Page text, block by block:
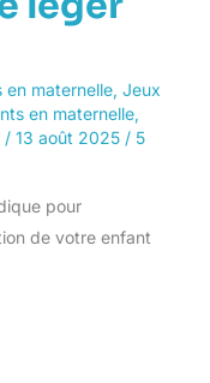
maternelle, Jeux
en maternelle,
/ 13 août 2025 / 5
pour
de votre enfant